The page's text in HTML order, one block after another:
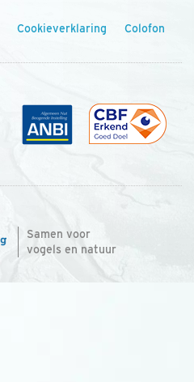
Cookieverklaring Colofon
Samen voor
vogels en natuur